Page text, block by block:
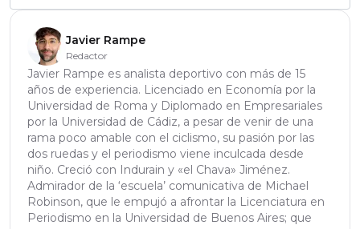
Javier Rampe
Redactor
Javier Rampe es analista deportivo con más de 15
años de experiencia. Licenciado en Economía por la
Universidad de Roma y Diplomado en Empresariales
por la Universidad de Cádiz, a pesar de venir de una
rama poco amable con el ciclismo, su pasión por las
dos ruedas y el periodismo viene inculcada desde
niño. Creció con Indurain y «el Chava» Jiménez.
Admirador de la ‘escuela’ comunicativa de Michael
Robinson, que le empujó a afrontar la Licenciatura en
Periodismo en la Universidad de Buenos Aires; que